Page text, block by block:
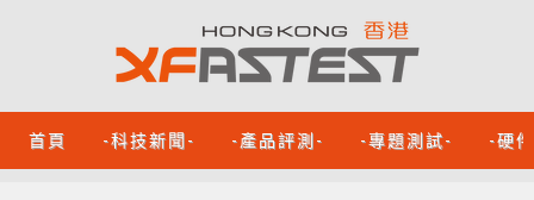
首頁 -科技新聞- -產品評測- -專題測試- -硬